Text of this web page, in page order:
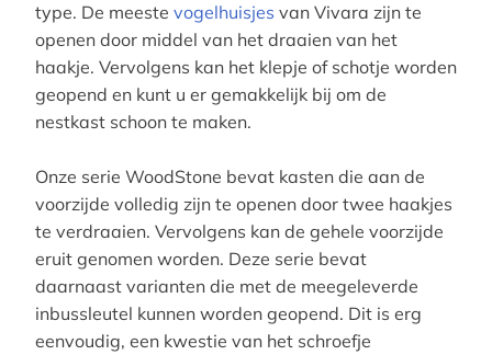
type. De meeste vogelhuisjes van Vivara zijn te
openen door middel van het draaien van het
haakje. Vervolgens kan het klepje of schotje worden
geopend en kunt u er gemakkelijk bij om de
nestkast schoon te maken.
Onze serie WoodStone bevat kasten die aan de
voorzijde volledig zijn te openen door twee haakjes
te verdraaien. Vervolgens kan de gehele voorzijde
eruit genomen worden. Deze serie bevat
daarnaast varianten die met de meegeleverde
inbussleutel kunnen worden geopend. Dit is erg
eenvoudig, een kwestie van het schroefje